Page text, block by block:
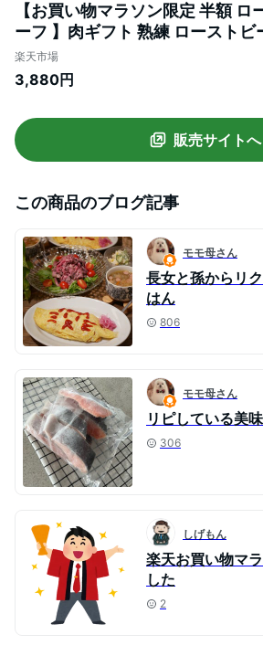
【お買い物マラソン限定 半額 ロ
ーフ 】肉ギフト 熟練 ローストビ
ローストビーフ 冷凍 ブロック 2個
お肉 にく 国産牛 ローストビーフ
内祝い
楽天市場
3,880円
販売サイトへ
この商品のブログ記事
モモ母さん
長女と孫からリ
はん
806
モモ母さん
リピしている美
306
しげもん
楽天お買い物マ
した
2